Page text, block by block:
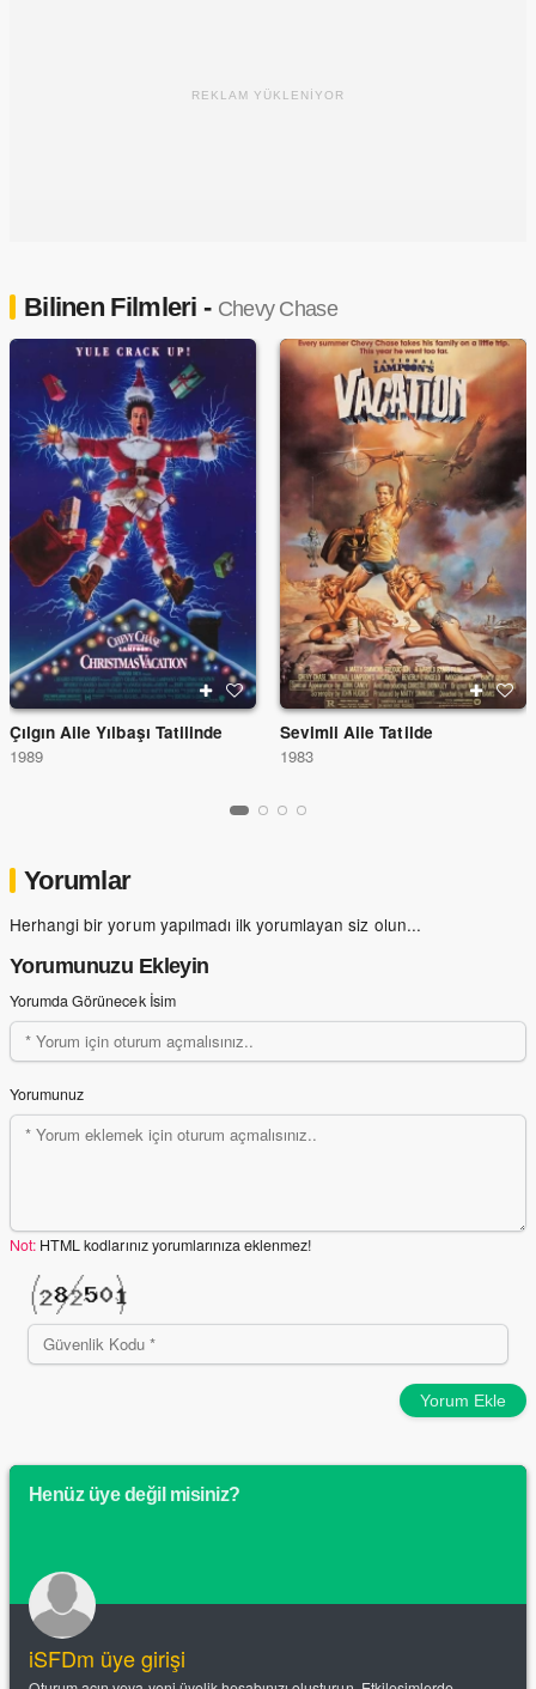
REKLAM YÜKLENİYOR
Bilinen Filmleri - Chevy Chase
Çılgın Aile Yılbaşı Tatilinde
1989
Sevimli Aile Tatilde
1983
Yorumlar
Herhangi bir yorum yapılmadı ilk yorumlayan siz olun...
Yorumunuzu Ekleyin
Yorumda Görünecek İsim
Yorumunuz
Not: HTML kodlarınız yorumlarınıza eklenmez!
Yorum Ekle
Henüz üye değil misiniz?
iSFDm üye girişi